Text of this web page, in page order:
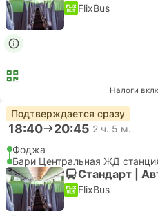
FlixBus
Налоги
Подтверждается сразу
18:40 20:45 2 ч. 5 м.
Фоджа
Бари Центральная ЖД
Стандарт |
FlixBus